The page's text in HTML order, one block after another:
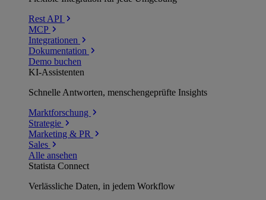
Rest API
MCP
Integrationen
Dokumentation
Demo buchen
KI-Assistenten
Schnelle Antworten, menschengeprüfte Insights
Marktforschung
Strategie
Marketing & PR
Sales
Alle ansehen
Statista Connect
Verlässliche Daten, in jedem Workflow